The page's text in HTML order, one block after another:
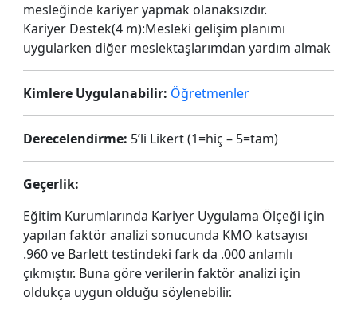
mesleğinde kariyer yapmak olanaksızdır.
Kariyer Destek(4 m):Mesleki gelişim planımı
uygularken diğer meslektaşlarımdan yardım almak
Kimlere Uygulanabilir: Öğretmenler
Derecelendirme: 5’li Likert (1=hiç – 5=tam)
Geçerlik:
Eğitim Kurumlarında Kariyer Uygulama Ölçeği için
yapılan faktör analizi sonucunda KMO katsayısı
.960 ve Barlett testindeki fark da .000 anlamlı
çıkmıştır. Buna göre verilerin faktör analizi için
oldukça uygun olduğu söylenebilir.